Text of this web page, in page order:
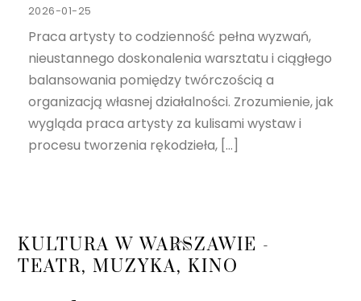
2026-01-25
Praca artysty to codzienność pełna wyzwań,
nieustannego doskonalenia warsztatu i ciągłego
balansowania pomiędzy twórczością a
organizacją własnej działalności. Zrozumienie, jak
wygląda praca artysty za kulisami wystaw i
procesu tworzenia rękodzieła, […]
Back
To
KULTURA W WARSZAWIE -
TEATR, MUZYKA, KINO